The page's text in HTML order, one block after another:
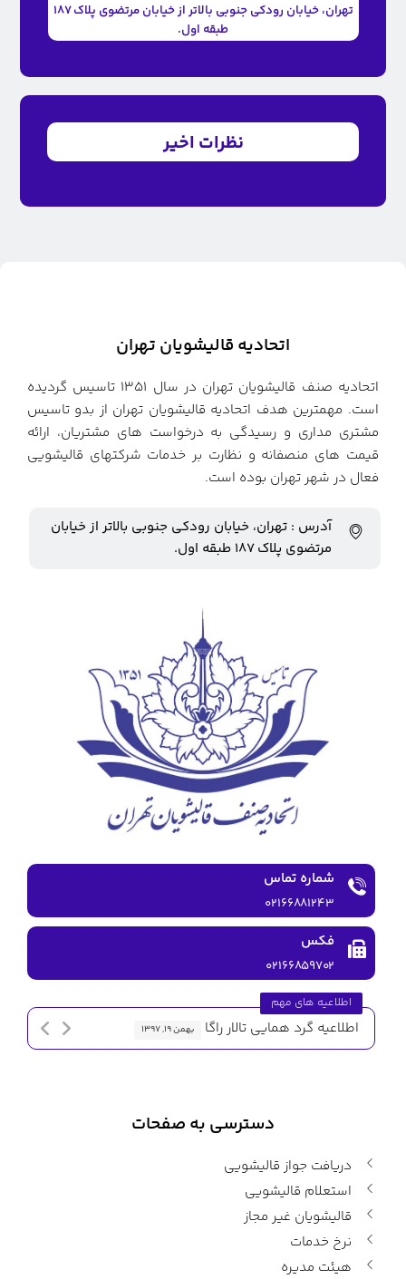
تهران، خیابان رودکی جنوبی بالاتر از خیابان مرتضوی پلاک ۱۸۷
طبقه اول.
نظرات اخیر
اتحادیه قالیشویان تهران
اتحادیه صنف قالیشویان تهران در سال ۱۳۵۱ تاسیس گردیده
است. مهمترین هدف اتحادیه قالیشویان تهران از بدو تاسیس
مشتری مداری و رسیدگی به درخواست های مشتریان، ارائه
قیمت های منصفانه و نظارت بر خدمات شرکتهای قالیشویی
فعال در شهر تهران بوده است.
آدرس : تهران، خیابان رودکی جنوبی بالاتر از خیابان
مرتضوی پلاک ۱۸۷ طبقه اول.
شماره تماس
۰۲۱۶۶۸۸۱۲۴۳
فکس
۰۲۱۶۶۸۵۹۷۰۲
اطلاعیه های مهم
اطلاعیه گرد همایی تالار راگا بهمن ۱۹, ۱۳۹۷
دسترسی به صفحات
دریافت جواز قالیشویی
استعلام قالیشویی
قالیشویان غیر مجاز
نرخ خدمات
هیئت مدیره